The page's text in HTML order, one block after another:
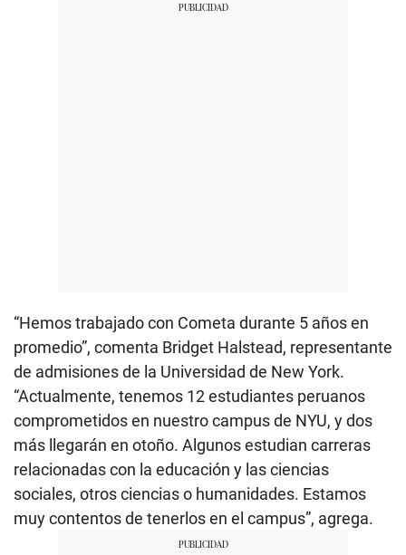
“Hemos trabajado con Cometa durante 5 años en
promedio”, comenta Bridget Halstead, representante
de admisiones de la Universidad de New York.
“Actualmente, tenemos 12 estudiantes peruanos
comprometidos en nuestro campus de NYU, y dos
más llegarán en otoño. Algunos estudian carreras
relacionadas con la educación y las ciencias
sociales, otros ciencias o humanidades. Estamos
muy contentos de tenerlos en el campus”, agrega.